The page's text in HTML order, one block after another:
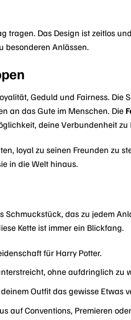
tragen. Das Design ist zeitlos
besonderen Anlässen.
Geduld und Fairness. Die
an das Gute im Menschen. Die
deine Verbundenheit
loyal zu seinen Freunden zu
in die Welt hinaus.
Schmuckstück, das zu jedem
Kette ist immer ein Blickfang.
für Harry Potter.
ohne aufdringlich zu
Outfit das gewisse Etwas
auf Conventions, Premieren